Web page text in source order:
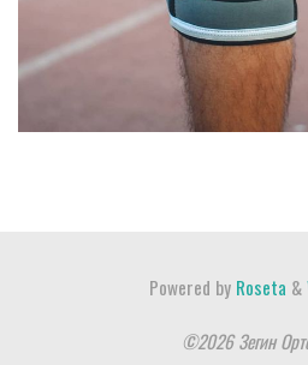
Powered by Roseta &
©2026 Зегин